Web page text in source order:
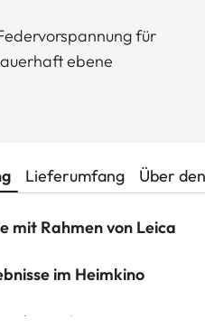
für
ebene
Lieferumfang Über
mit Rahmen von Leica
im Heimkino
bietet Leica